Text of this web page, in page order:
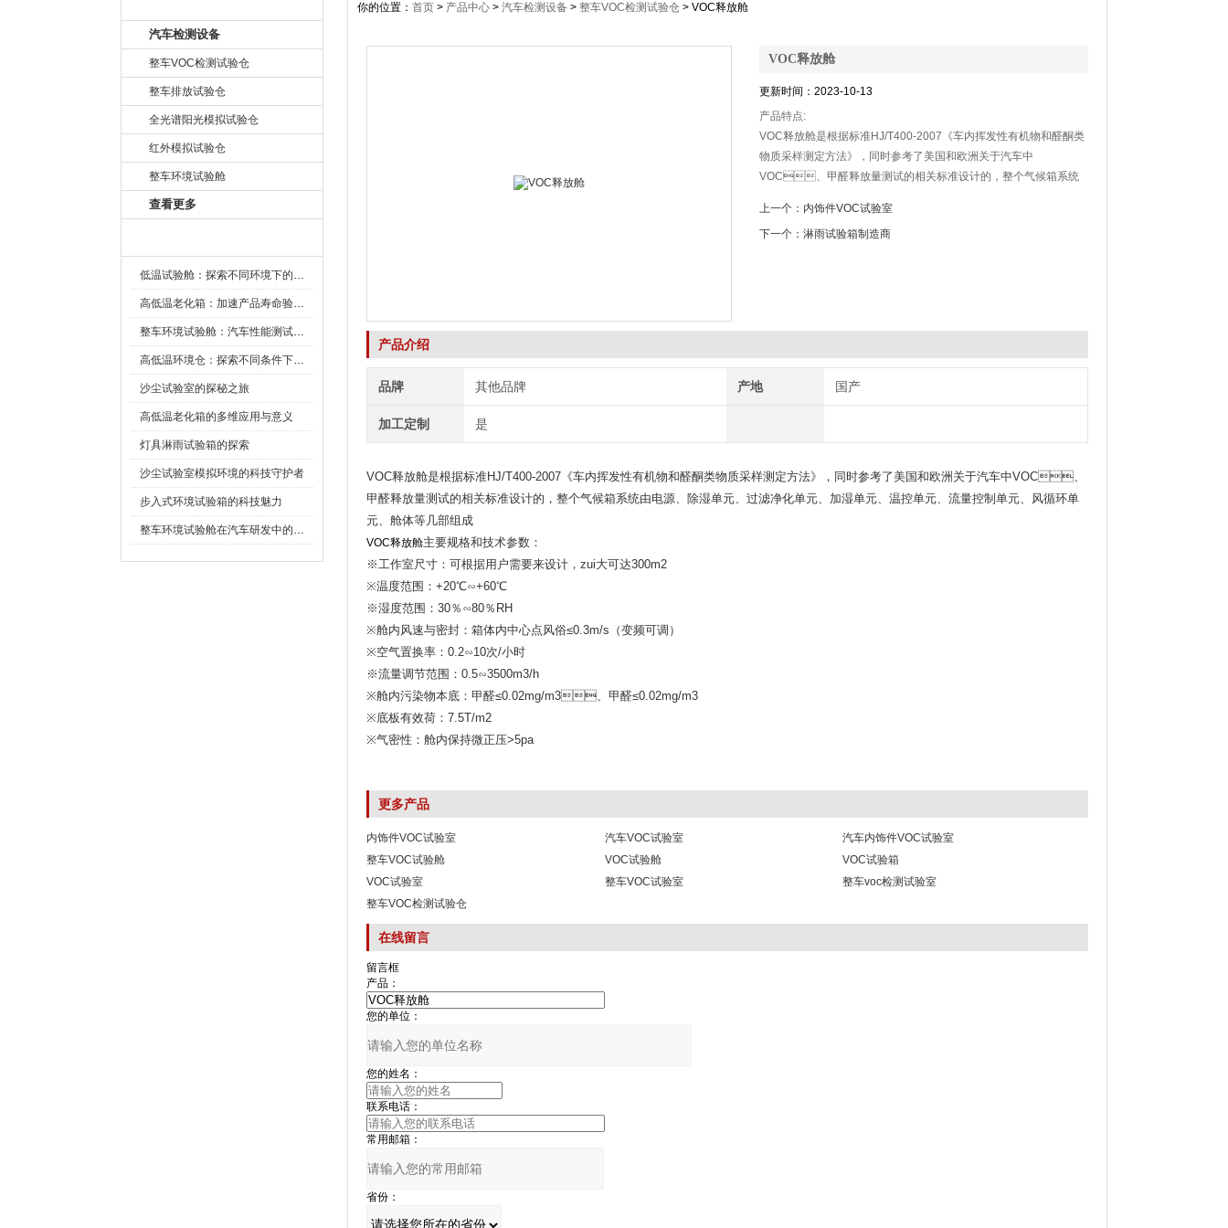
汽车检测设备
整车VOC检测试验仓
整车排放试验仓
全光谱阳光模拟试验仓
红外模拟试验仓
整车环境试验舱
查看更多
低温试验舱：探索不同环境下的科技边界
高低温老化箱：加速产品寿命验证的可靠伙伴
整车环境试验舱：汽车性能测试的设备
高低温环境仓：探索不同条件下的科学奥秘
沙尘试验室的探秘之旅
高低温老化箱的多维应用与意义
灯具淋雨试验箱的探索
沙尘试验室模拟环境的科技守护者
步入式环境试验箱的科技魅力
整车环境试验舱在汽车研发中的作用
你的位置： 首页 > 产品中心 > 汽车检测设备 > 整车VOC检测试验仓 > VOC释放舱
VOC释放舱
更新时间：2023-10-13
产品特点:
VOC释放舱是根据标准HJ/T400-2007《车内挥发性有机物和醛酮类
物质采样测定方法》，同时参考了美国和欧洲关于汽车中
VOC、甲醛释放量测试的相关标准设计的，整个气候箱系统
单元、风循环单元、舱体等几部组成
上一个： 内饰件VOC试验室
下一个： 淋雨试验箱制造商
产品介绍
品牌 其他品牌 产地 国产
加工定制 是
VOC释放舱是根据标准HJ/T400-2007《车内挥发性有机物和醛酮类物质采样测定方法》，同时参考了美国和欧洲关于汽车中VOC、
甲醛释放量测试的相关标准设计的，整个气候箱系统由电源、除湿单元、过滤净化单元、加湿单元、温控单元、流量控制单元、风循环单
元、舱体等几部组成
VOC释放舱主要规格和技术参数：
※工作室尺寸：可根据用户需要来设计，zui大可达300m2
※温度范围：+20℃∽+60℃
※湿度范围：30％∽80％RH
※舱内风速与密封：箱体内中心点风俗≤0.3m/s（变频可调）
※空气置换率：0.2∽10次/小时
※流量调节范围：0.5∽3500m3/h
※舱内污染物本底：甲醛≤0.02mg/m3、甲醛≤0.02mg/m3
※底板有效荷：7.5T/m2
※气密性：舱内保持微正压>5pa
更多产品
内饰件VOC试验室 汽车VOC试验室
汽车内饰件VOC试验室
整车VOC试验舱
VOC试验舱
VOC试验箱
VOC试验室
整车VOC试验室
整车voc检测试验室
整车VOC检测试验仓
在线留言
留言框
产品：
您的单位：
您的姓名：
联系电话：
常用邮箱：
省份：